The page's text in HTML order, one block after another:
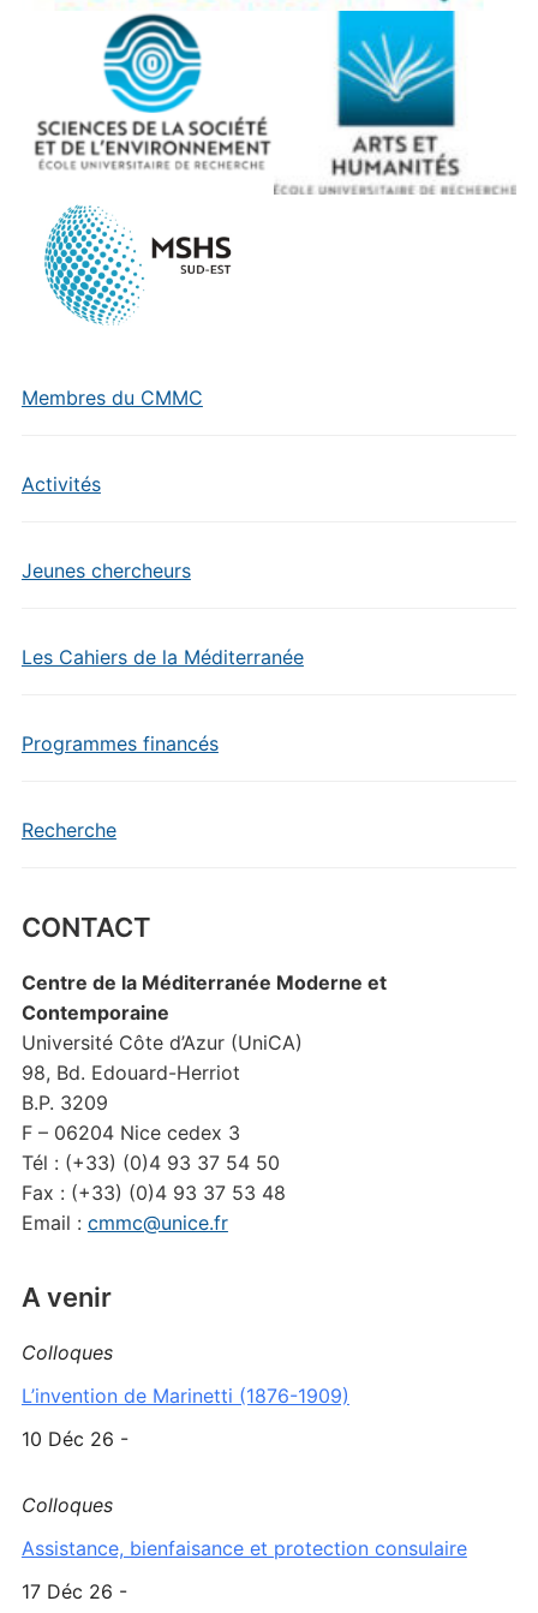
Membres du CMMC
Activités
Jeunes chercheurs
Les Cahiers de la Méditerranée
Programmes financés
Recherche
CONTACT
Centre de la Méditerranée Moderne et
Contemporaine
Université Côte d’Azur (UniCA)
98, Bd. Edouard-Herriot
B.P. 3209
F – 06204 Nice cedex 3
Tél : (+33) (0)4 93 37 54 50
Fax : (+33) (0)4 93 37 53 48
Email : cmmc@unice.fr
A venir
Colloques
L’invention de Marinetti (1876-1909)
10 Déc 26 -
Colloques
Assistance, bienfaisance et protection consulaire
17 Déc 26 -